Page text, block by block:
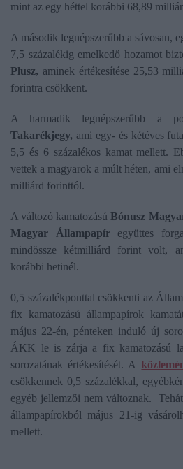
mint az egy héttel korábbi 68,89
A második legnépszerűbb a sávosan,
7,5 százalékig emelkedő hozamot
Plusz, aminek értékesítése 25,53
forintra csökkent.
A harmadik legnépszerűbb a
Takarékjegy, ami egy- és kétéves
5,5 és 6 százalékos kamat mellett.
vettek a magyarok a múlt héten, ami
milliárd forinttól.
A változó kamatozásúBónusz
Magyar Állampapíregyüttes
mindössze kétmilliárd forint volt,
korábbi hetinél.
0,5 százalékponttal csökkenti az
fix kamatozású állampapírok
május 22-én, pénteken induló új
ÁKK le is zárja a fix kamatozású
sorozatának értékesítését. A
csökkennek 0,5 százalékkal,
egyéb jellemzői nem változnak.
állampapírokból május 21-ig
mellett.